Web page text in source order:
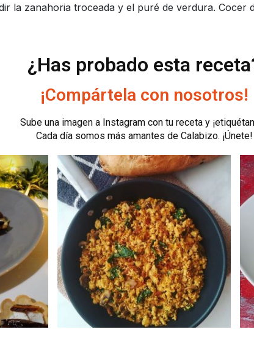
la zanahoria troceada y el puré de verdura. Cocer
¿Has probado esta
¡Compártela con nosotros!
Sube una imagen a Instagram con tu receta y
Cada día somos más amantes de Calabizo. ¡Únete!